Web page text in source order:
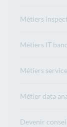
Métiers
Métiers IT
Métiers
Métier data
Devenir